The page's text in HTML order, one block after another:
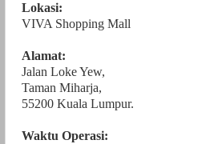
Lokasi:
VIVA Shopping Mall
Alamat:
Jalan Loke Yew,
Taman Miharja,
55200 Kuala Lumpur.
Waktu Operasi: